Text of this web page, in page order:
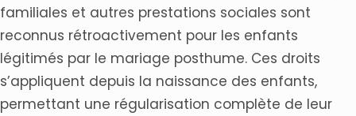
familiales et autres prestations sociales sont
reconnus rétroactivement pour les enfants
légitimés par le mariage posthume. Ces droits
s’appliquent depuis la naissance des enfants,
permettant une régularisation complète de leur